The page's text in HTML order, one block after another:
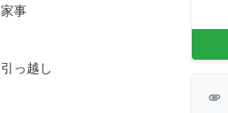
家事
引っ越し
attachment